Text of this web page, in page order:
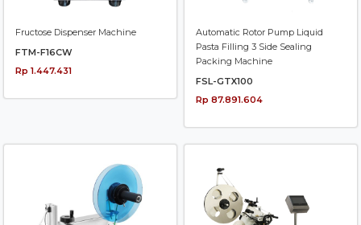
Fructose Dispenser Machine
FTM-F16CW
Rp 1.447.431
Automatic Rotor Pump Liquid
Pasta Filling 3 Side Sealing
Packing Machine
FSL-GTX100
Rp 87.891.604